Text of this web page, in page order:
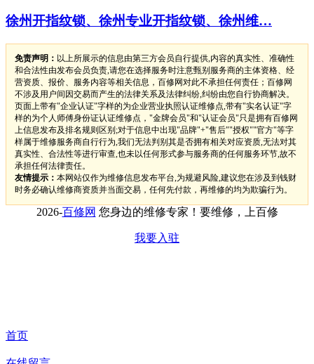
徐州开指纹锁、徐州专业开指纹锁、徐州维…
免责声明： 以上所展示的信息由第三方会员自行提供,内容的真实性、准确性
和合法性由发布会员负责,请您在选择服务时注意甄别服务商的主体资格、经
营资质、报价、服务内容等相关信息，百修网对此不承担任何责任；百修网
不涉及用户间因交易而产生的法律关系及法律纠纷,纠纷由您自行协商解决。
页面上带有"企业认证"字样的为企业营业执照认证维修点,带有"实名认证"字
样的为个人师傅身份证认证维修点，"金牌会员"和"认证会员"只是拥有百修网
上信息发布及排名规则区别;对于信息中出现"品牌"+"售后""授权""官方"等字
样属于维修服务商自行行为,我们无法判别其是否拥有相关对应资质,无法对其
真实性、合法性等进行审查,也未以任何形式参与服务商的任何服务环节,故不
承担任何法律责任。
友情提示： 本网站仅作为维修信息发布平台,为规避风险,建议您在涉及到钱财
时务必确认维修商资质并当面交易，任何先付款，再维修的均为欺骗行为。
2026-百修网 您身边的维修专家！要维修，上百修
我要入驻
首页